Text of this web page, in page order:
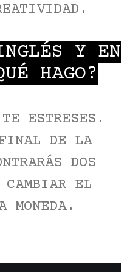
Y EN
HAGO?
ESTRESES.
DE LA
DOS
CAMBIAR EL
MONEDA.